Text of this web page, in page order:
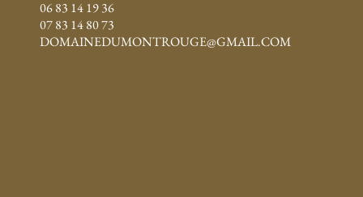
06 83 14 19 36
07 83 14 80 73
DOMAINEDUMONTROUGE@GMAIL.COM